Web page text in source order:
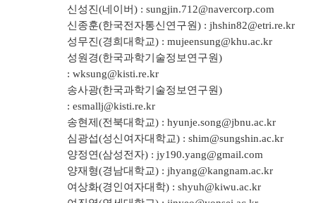
신성진(네이버) : sungjin.712@navercorp.com
신종훈(한국전자통신연구원) : jhshin82@etri.re.kr
성무진(경희대학교) : mujeensung@khu.ac.kr
성원경(한국과학기술정보연구원)
: wksung@kisti.re.kr
송사광(한국과학기술정보연구원)
: esmallj@kisti.re.kr
송현제(전북대학교) : hyunje.song@jbnu.ac.kr
심광섭(성신여자대학교) : shim@sungshin.ac.kr
양정연(삼성전자) : jy190.yang@gmail.com
양재형(경남대학교) : jhyang@kangnam.ac.kr
여상화(경인여자대학) : shyuh@kiwu.ac.kr